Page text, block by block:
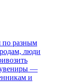
по разным
люди
—
и